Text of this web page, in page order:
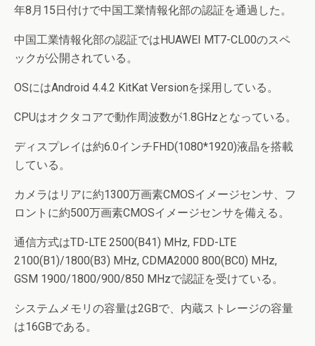
年8月15日付けで中国工業情報化部の認証を通過した。
中国工業情報化部の認証ではHUAWEI MT7-CL00のスペ
ックが公開されている。
OSにはAndroid 4.4.2 KitKat Versionを採用している。
CPUはオクタコアで動作周波数が1.8GHzとなっている。
ディスプレイは約6.0インチFHD(1080*1920)液晶を搭載
している。
カメラはリアに約1300万画素CMOSイメージセンサ、フ
ロントに約500万画素CMOSイメージセンサを備える。
通信方式はTD-LTE 2500(B41) MHz, FDD-LTE
2100(B1)/1800(B3) MHz, CDMA2000 800(BC0) MHz,
GSM 1900/1800/900/850 MHzで認証を受けている。
システムメモリの容量は2GBで、内蔵ストレージの容量
は16GBである。